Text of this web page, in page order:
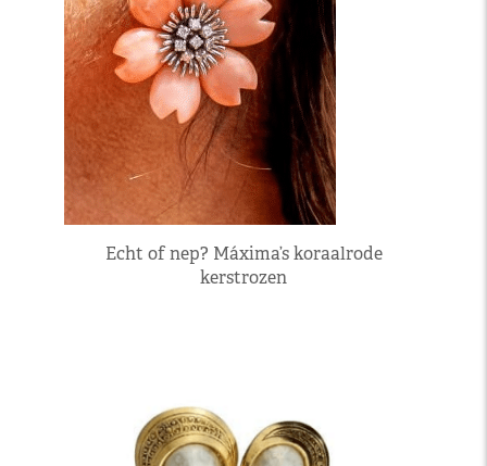
Echt of nep? Máxima’s koraalrode
kerstrozen